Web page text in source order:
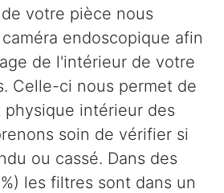
votre pièce nous
endoscopique afin
de l'intérieur de votre
Celle-ci nous permet de
intérieur des
soin de vérifier si
ou cassé. Dans des
les filtres sont dans un